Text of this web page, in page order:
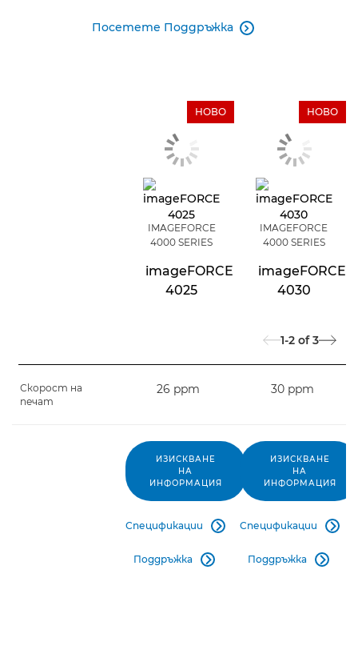
Посетете Поддръжка 
НОВО
IMAGEFORCE
4000 SERIES
imageFORCE
4025
НОВО
IMAGEFORCE
4000 SERIES
imageFORCE
4030
1-2 of 3
Скорост на
печат
26 ppm 30 ppm
ИЗИСКВАНЕ
НА
ИНФОРМАЦИЯ
Спецификации 
Поддръжка 
ИЗИСКВАНЕ
НА
ИНФОРМАЦИЯ
Спецификации 
Поддръжка 